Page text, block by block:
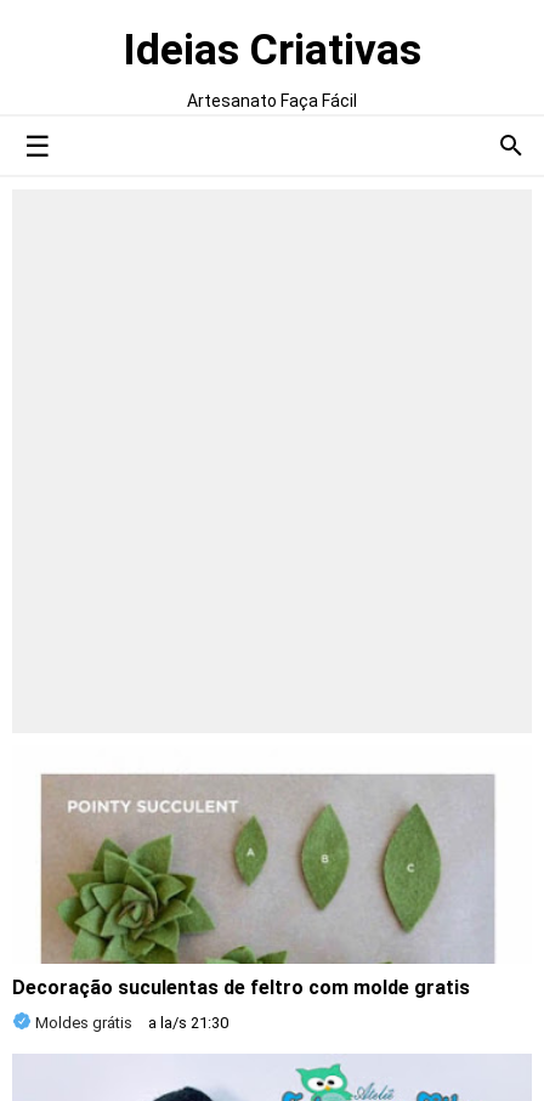
Ideias Criativas
Artesanato Faça Fácil
Decoração suculentas de feltro com molde gratis
Moldes grátis a la/s 21:30